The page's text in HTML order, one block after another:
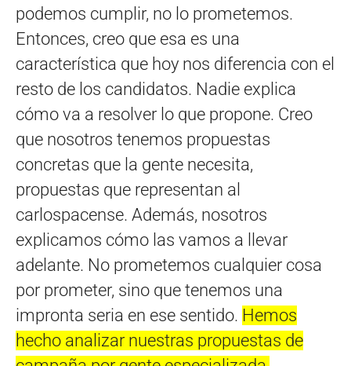
podemos cumplir, no lo prometemos.
Entonces, creo que esa es una
característica que hoy nos diferencia con el
resto de los candidatos. Nadie explica
cómo va a resolver lo que propone. Creo
que nosotros tenemos propuestas
concretas que la gente necesita,
propuestas que representan al
carlospacense. Además, nosotros
explicamos cómo las vamos a llevar
adelante. No prometemos cualquier cosa
por prometer, sino que tenemos una
impronta seria en ese sentido. Hemos
hecho analizar nuestras propuestas de